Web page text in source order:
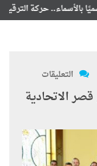
حركة الترقيات
التعليقات
الاتحادية